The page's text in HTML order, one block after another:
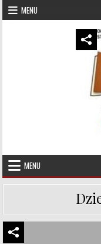
Skip to content
MENU
UKS Hubal
MENU